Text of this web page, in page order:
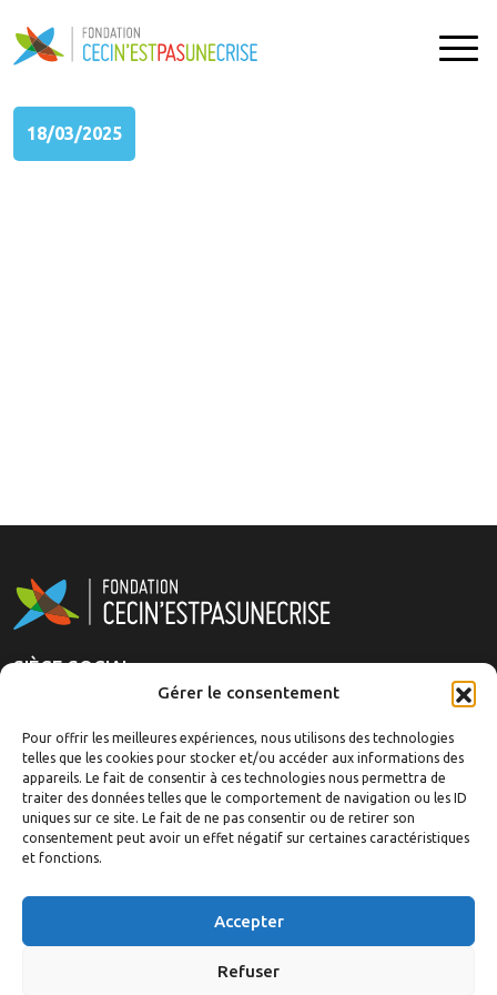
Gérer le consentement
Pour offrir les meilleures expériences, nous utilisons des technologies
telles que les cookies pour stocker et/ou accéder aux informations des
appareils. Le fait de consentir à ces technologies nous permettra de
traiter des données telles que le comportement de navigation ou les ID
uniques sur ce site. Le fait de ne pas consentir ou de retirer son
consentement peut avoir un effet négatif sur certaines caractéristiques
et fonctions.
Accepter
Refuser
18/03/2025
SIÈGE SOCIAL
1210 Brussels, Belgique
La fondation
Analyses
Articles/Événements
Ouvrages
Revue de presse
Contact